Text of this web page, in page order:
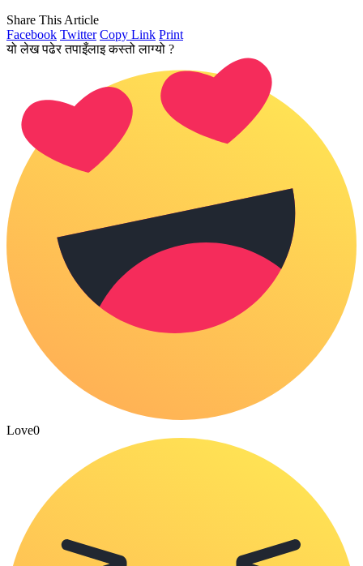
Share This Article
Facebook Twitter Copy Link Print
यो लेख पढेर तपाइँलाइ कस्तो लाग्यो ?
Love0